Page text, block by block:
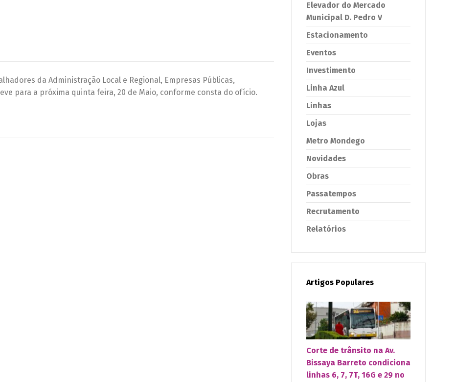
da Administração Local e Regional, Empresas Públicas,
para a próxima quinta feira, 20 de Maio, conforme consta do ofício.
Elevador do Mercado
Municipal D. Pedro V
Estacionamento
Eventos
Investimento
Linha Azul
Linhas
Lojas
Metro Mondego
Novidades
Obras
Passatempos
Recrutamento
Relatórios
Artigos Populares
Corte de trânsito na Av.
Bissaya Barreto condiciona
linhas 6, 7, 7T, 16G e 29 no